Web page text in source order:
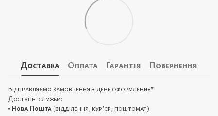
Доставка Оплата Гарантія Повернення
Відправляємо замовлення в день оформлення*
Доступні служби:
• Нова Пошта (відділення, кур’єр, поштомат)